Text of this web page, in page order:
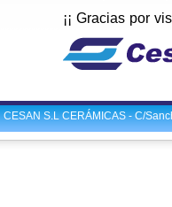
¡¡ Gracias por
CESAN S.L CERÁMICAS - C/